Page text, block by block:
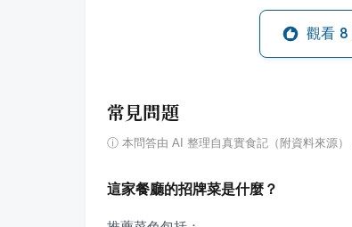
觀看 8
常見問題
ⓘ 本問答由 AI 整理自真實食記（附資料來源）
這家餐廳的招牌菜是什麼？